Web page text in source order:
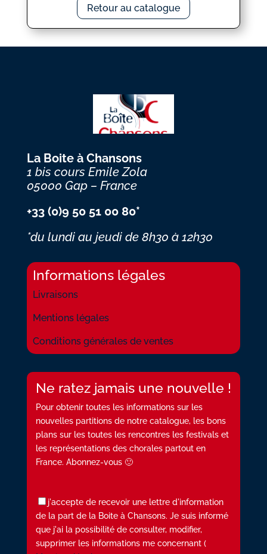
Retour au catalogue
La Boite à Chansons
1 bis cours Emile Zola
05000 Gap – France
+33 (0)9 50 51 00 80*
*du lundi au jeudi de 8h30 à 12h30
Informations légales
Livraisons
Mentions légales
Conditions générales de ventes
Ne ratez jamais une nouvelle !
Pour obtenir toutes les informations sur les
nouvelles partitions de notre catalogue, les bons
plans sur les toutes les rencontres les festivals et
les représentations des chorales partout en
France. Abonnez-vous 🙂
j'accepte de recevoir une lettre d'information
de la part de la Boite à Chansons. Je suis informé
que j'ai la possibilité de consulter, modifier,
supprimer les informations me concernant (